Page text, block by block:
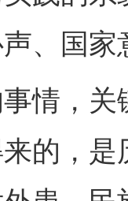
、国
，关
的，